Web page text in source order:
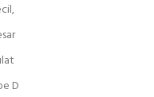
D